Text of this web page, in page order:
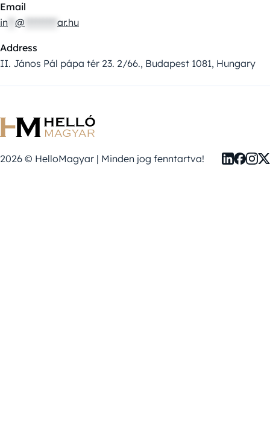
Email
in @ ar.hu
Address
II. János Pál pápa tér 23. 2/66., Budapest 1081, Hungary
2026 © HelloMagyar | Minden jog fenntartva!